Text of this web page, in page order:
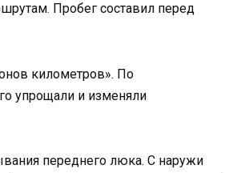
Пробег составил перед
километров». По
упрощали и изменяли
переднего люка. С наружи